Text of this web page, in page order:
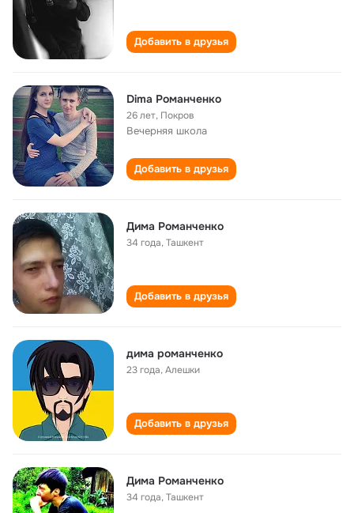
Добавить в друзья
Dima Романченко
26 лет, Покров
Вечерняя школа
Добавить в друзья
Дима Романченко
34 года,Ташкент
Добавить в друзья
дима романченко
23 года,Алешки
Добавить в друзья
Дима Романченко
34 года,Ташкент